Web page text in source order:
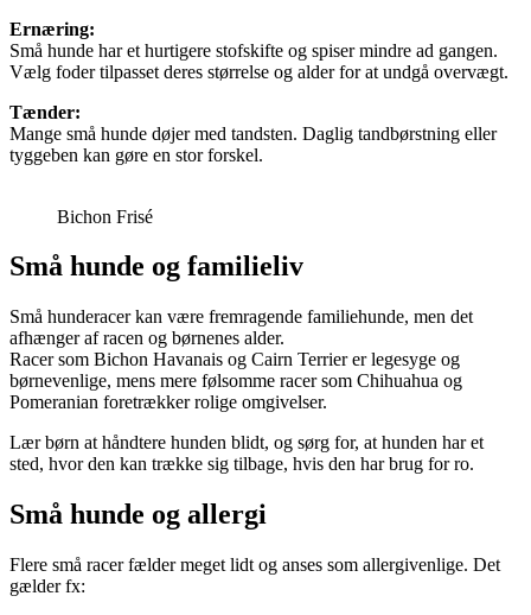
Ernæring:
Små hunde har et hurtigere stofskifte og spiser mindre ad gangen.
Vælg foder tilpasset deres størrelse og alder for at undgå overvægt.
Tænder:
Mange små hunde døjer med tandsten. Daglig tandbørstning eller
tyggeben kan gøre en stor forskel.
Bichon Frisé
Små hunde og familieliv
Små hunderacer kan være fremragende familiehunde, men det
afhænger af racen og børnenes alder.
Racer som Bichon Havanais og Cairn Terrier er legesyge og
børnevenlige, mens mere følsomme racer som Chihuahua og
Pomeranian foretrækker rolige omgivelser.
Lær børn at håndtere hunden blidt, og sørg for, at hunden har et
sted, hvor den kan trække sig tilbage, hvis den har brug for ro.
Små hunde og allergi
Flere små racer fælder meget lidt og anses som allergivenlige. Det
gælder fx: